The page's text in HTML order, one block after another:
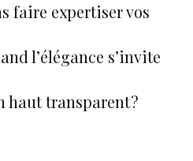
faire expertiser vos
l’élégance s’invite
haut transparent ?